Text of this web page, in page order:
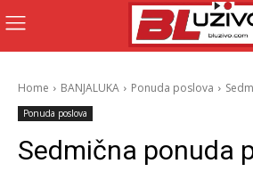
Home BANJALUKA Ponuda poslova
Ponuda poslova
Sedmična ponuda